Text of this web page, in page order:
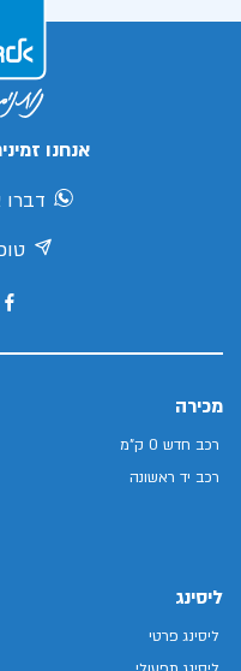
אנחנו
דברו
מכירה
רכב חדש 0 ק"מ
רכב יד ראשונה
ליסינג
ליסינג פרטי